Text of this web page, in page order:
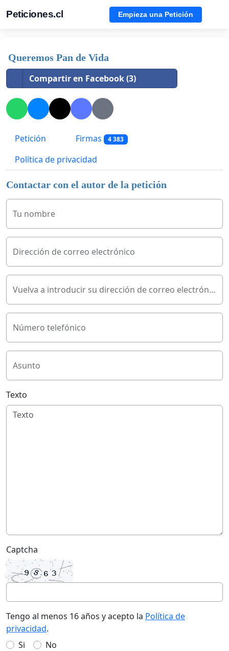
Peticiones.cl Empieza una Petición
Queremos Pan de Vida
Compartir en Facebook (3)
Petición Firmas 4 383
Política de privacidad
Contactar con el autor de la petición
Tu nombre
Dirección de correo electrónico
Vuelva a introducir su dirección de correo electrónico
Número telefónico
Asunto
Texto
Captcha
Tengo al menos 16 años y acepto la Política de
privacidad.
Si
No